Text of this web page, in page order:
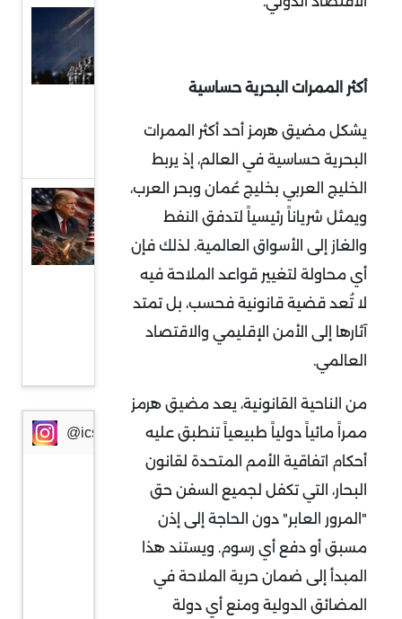
أكثر الممرات البحرية حساسية
يشكل مضيق هرمز أحد أكثر الممرات
البحرية حساسية في العالم، إذ يربط
الخليج العربي بخليج عُمان وبحر العرب،
ويمثل شرياناً رئيسياً لتدفق النفط
والغاز إلى الأسواق العالمية. لذلك فإن
أي محاولة لتغيير قواعد الملاحة فيه
لا تُعد قضية قانونية فحسب، بل تمتد
آثارها إلى الأمن الإقليمي والاقتصاد
العالمي.
من الناحية القانونية، يعد مضيق هرمز
ممراً مائياً دولياً طبيعياً تنطبق عليه
أحكام اتفاقية الأمم المتحدة لقانون
البحار، التي تكفل لجميع السفن حق
"المرور العابر" دون الحاجة إلى إذن
مسبق أو دفع أي رسوم. ويستند هذا
المبدأ إلى ضمان حرية الملاحة في
المضائق الدولية ومنع أي دولة
الدولة
العراقية
تفكيك
الأساسية
في
المفاوضات
الإيرانية-
@icssresearch